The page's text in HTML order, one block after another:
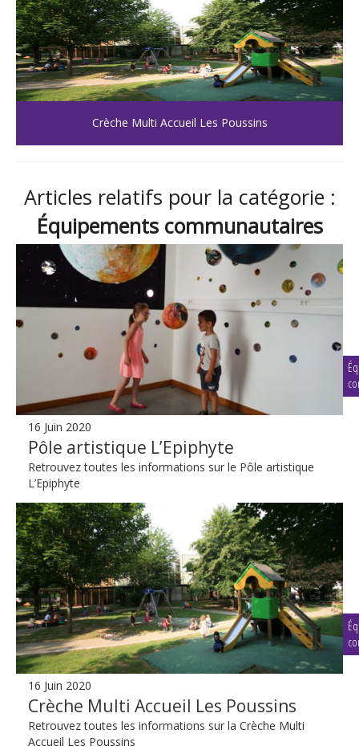
Crèche Multi Accueil Les Poussins
Articles relatifs pour la catégorie :
Équipements communautaires
16 Juin 2020
Pôle artistique L’Epiphyte
Retrouvez toutes les informations sur le Pôle artistique
L’Epiphyte
16 Juin 2020
Crèche Multi Accueil Les Poussins
Retrouvez toutes les informations sur la Crèche Multi
Accueil Les Poussins